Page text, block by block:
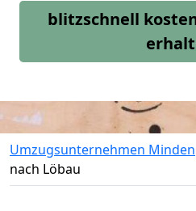
blitzschnell
Umzugsunternehmen Minden
nach Löbau